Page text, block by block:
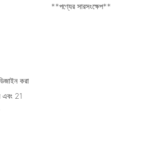
**পণ্যের সারসংক্ষেপ**
করা
এবং 21